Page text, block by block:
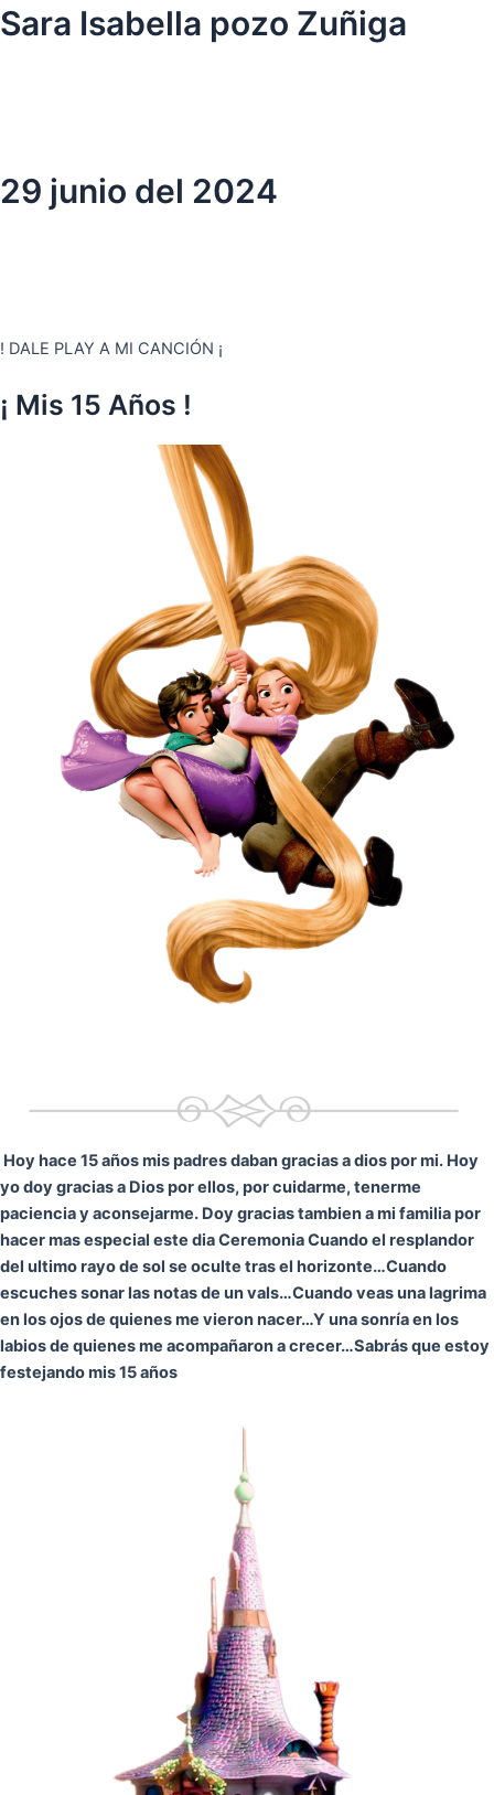
Ir
al
Sara Isabella pozo Zuñiga
29 junio del 2024
! DALE PLAY A MI CANCIÓN ¡
¡ Mis 15 Años !
Hoy hace 15 años mis padres daban gracias a dios por mi. Hoy
yo doy gracias a Dios por ellos, por cuidarme, tenerme
paciencia y aconsejarme. Doy gracias tambien a mi familia por
hacer mas especial este dia CeremoniaCuando el resplandor
del ultimo rayo de sol se oculte tras el horizonte…Cuando
escuches sonar las notas de un vals…Cuando veas una lagrima
en los ojos de quienes me vieron nacer…Y una sonría en los
labios de quienes me acompañaron a crecer…Sabrás que estoy
festejando mis 15 años